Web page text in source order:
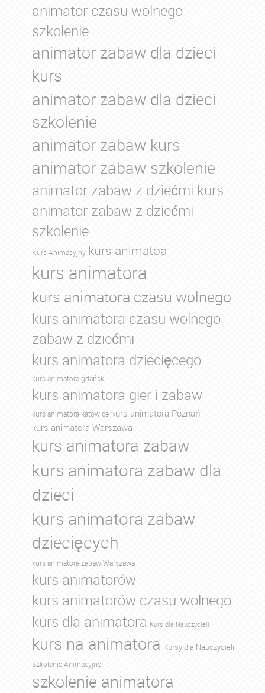
animator czasu wolnego
szkolenie
animator zabaw dla dzieci
kurs
animator zabaw dla dzieci
szkolenie
animator zabaw kurs
animator zabaw szkolenie
animator zabaw z dziećmi kurs
animator zabaw z dziećmi
szkolenie
Kurs Animacyjny kurs animatoa
kurs animatora
kurs animatora czasu wolnego
kurs animatora czasu wolnego
zabaw z dziećmi
kurs animatora dziecięcego
kurs animatora gdańsk
kurs animatora gier i zabaw
kurs animatora katowice kurs animatora Poznań
kurs animatora Warszawa
kurs animatora zabaw
kurs animatora zabaw dla
dzieci
kurs animatora zabaw
dziecięcych
kurs animatora zabaw Warszawa
kurs animatorów
kurs animatorów czasu wolnego
kurs dla animatora Kurs dla Nauczycieli
kurs na animatora Kursy dla Nauczycieli
Szkolenie Animacyjne
szkolenie animatora